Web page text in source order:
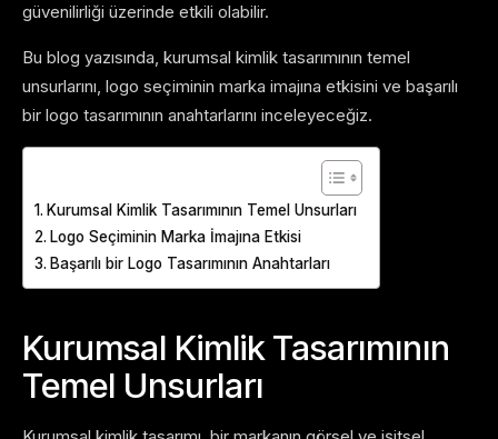
güvenilirliği üzerinde etkili olabilir.
Bu blog yazısında, kurumsal kimlik tasarımının temel
unsurlarını, logo seçiminin marka imajına etkisini ve başarılı
bir logo tasarımının anahtarlarını inceleyeceğiz.
Kurumsal Kimlik Tasarımının Temel Unsurları
Logo Seçiminin Marka İmajına Etkisi
Başarılı bir Logo Tasarımının Anahtarları
Kurumsal Kimlik Tasarımının
Temel Unsurları